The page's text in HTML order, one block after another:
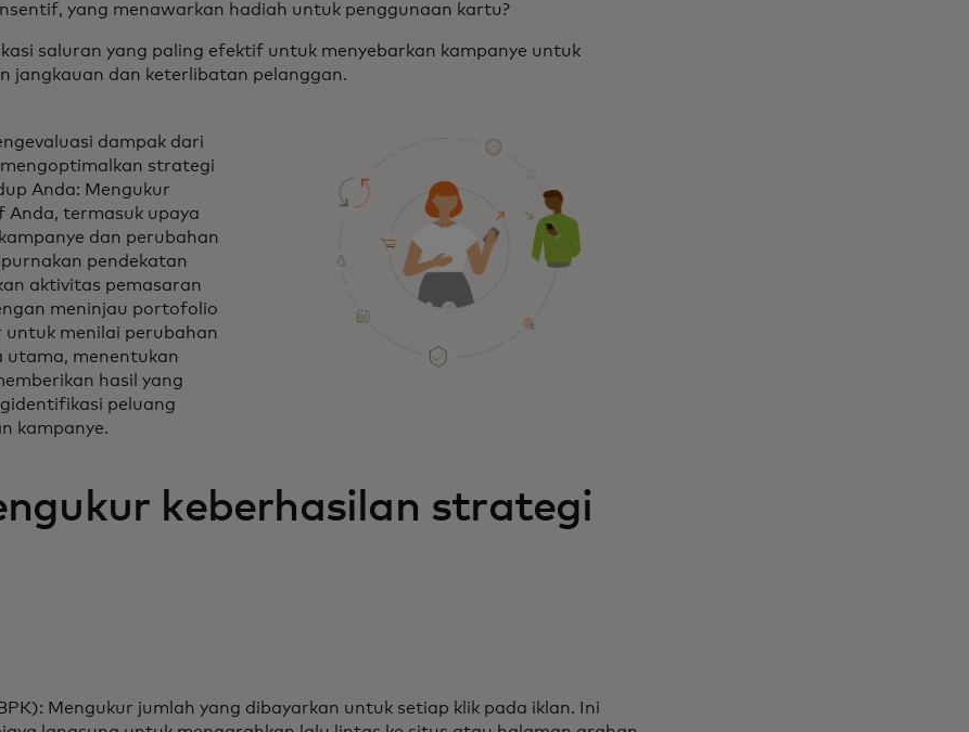
yang menawarkan hadiah untuk penggunaan kartu?
saluran yang paling efektif untuk menyebarkan kampanye untuk
jangkauan dan keterlibatan pelanggan.
dampak dari
strategi
Anda: Mengukur
Anda, termasuk upaya
dan perubahan
pendekatan
aktivitas pemasaran
meninjau portofolio
menilai perubahan
utama, menentukan
hasil yang
peluang
kampanye.
keberhasilan strategi
Mengukur jumlah yang dibayarkan untuk setiap klik pada iklan. Ini